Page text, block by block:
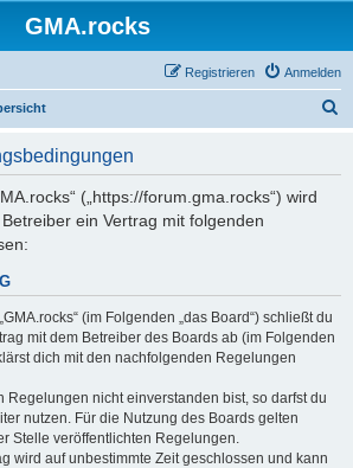
GMA.rocks
Anmelden
Registrieren
(„https://forum.gma.rocks“) wird
ein Vertrag mit folgenden
(im Folgenden „das Board“) schließt du
mit dem Betreiber des Boards ab (im Folgenden
dich mit den nachfolgenden Regelungen
Regelungen nicht einverstanden bist, so darfst du
nutzen. Für die Nutzung des Boards gelten
Stelle veröffentlichten Regelungen.
wird auf unbestimmte Zeit geschlossen und kann